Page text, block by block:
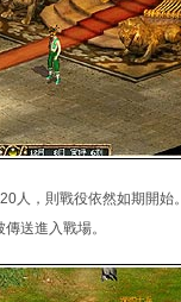
人，則戰役依然如期開始。
送進入戰場。